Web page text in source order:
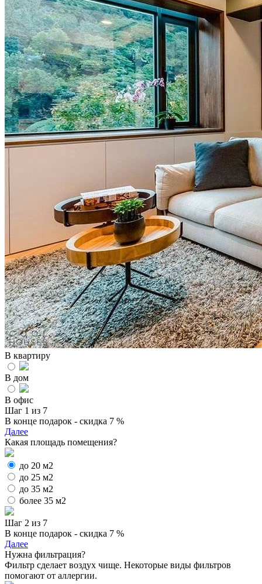
В квартиру
В дом
В офис
Шаг 1 из 7
В конце подарок - скидка 7 %
Далее
Какая площадь помещения?
до 20 м2
до 25 м2
до 35 м2
более 35 м2
Шаг 2 из 7
В конце подарок - скидка 7 %
Далее
Нужна фильтрация?
Фильтр сделает воздух чище. Некоторые виды фильтров
помогают от аллергии.